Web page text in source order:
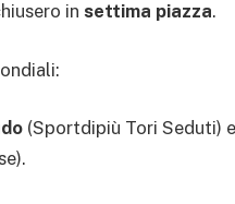
in settima piazza.
(Sportdipiù Tori Seduti) e